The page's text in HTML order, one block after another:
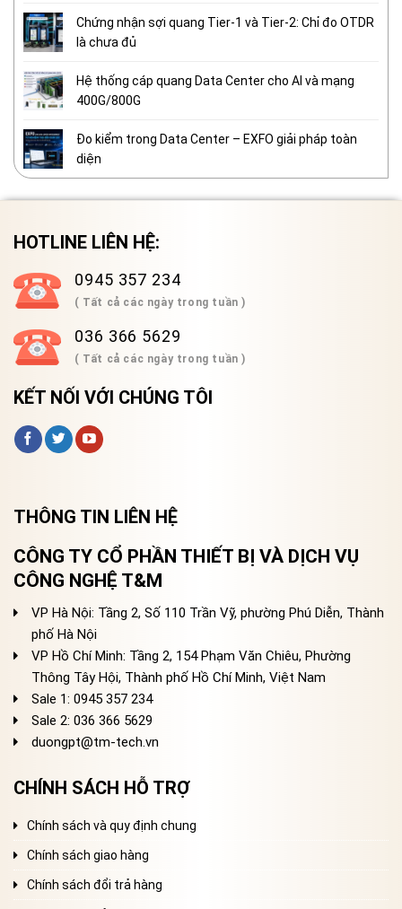
Chứng nhận sợi quang Tier-1 và Tier-2: Chỉ đo OTDR
là chưa đủ
Hệ thống cáp quang Data Center cho AI và mạng
400G/800G
Đo kiểm trong Data Center – EXFO giải pháp toàn
diện
HOTLINE LIÊN HỆ:
0945 357 234
( Tất cả các ngày trong tuần )
036 366 5629
( Tất cả các ngày trong tuần )
KẾT NỐI VỚI CHÚNG TÔI
THÔNG TIN LIÊN HỆ
CÔNG TY CỔ PHẦN THIẾT BỊ VÀ DỊCH VỤ
CÔNG NGHỆ T&M
VP Hà Nội: Tầng 2, Số 110 Trần Vỹ, phường Phú Diễn, Thành
phố Hà Nội
VP Hồ Chí Minh: Tầng 2, 154 Phạm Văn Chiêu, Phường
Thông Tây Hội, Thành phố Hồ Chí Minh, Việt Nam
Sale 1: 0945 357 234
Sale 2: 036 366 5629
duongpt@tm-tech.vn
CHÍNH SÁCH HỖ TRỢ
Chính sách và quy định chung
Chính sách giao hàng
Chính sách đổi trả hàng